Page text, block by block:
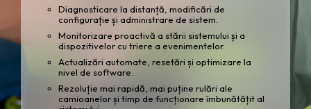
Diagnosticare la distanță, modificări de
configurație și administrare de sistem.
Monitorizare proactivă a stării sistemului și a
dispozitivelor cu triere a evenimentelor.
Actualizări automate, resetări și optimizare la
nivel de software.
Rezoluție mai rapidă, mai puține rulări ale
camioanelor și timp de funcționare îmbunătățit al